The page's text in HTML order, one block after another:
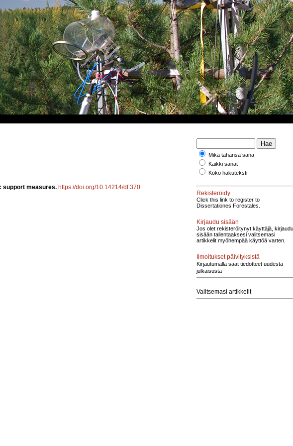
support measures. https://doi.org/10.14214/df.370
Mikä tahansa sana
Kaikki sanat
Koko hakuteksti
Rekisteröidy
Click this link to register to
Dissertationes Forestales.
Kirjaudu sisään
Jos olet rekisteröitynyt käyttäjä, kirjaudu
sisään tallentaaksesi valitsemasi
artikkelit myöhempää käyttöä varten.
Ilmoitukset päivityksistä
Kirjautumalla saat tiedotteet uudesta
julkaisusta
Valitsemasi artikkelit